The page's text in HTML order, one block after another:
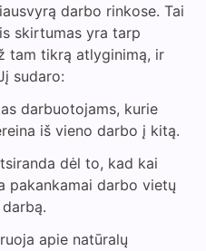
darbo rinkose. Tai
skirtumas yra tarp
tam tikrą atlyginimą, ir
sudaro:
darbuotojams, kurie
iš vieno darbo į kitą.
dėl to, kad kai
pakankamai darbo vietų
apie natūralų